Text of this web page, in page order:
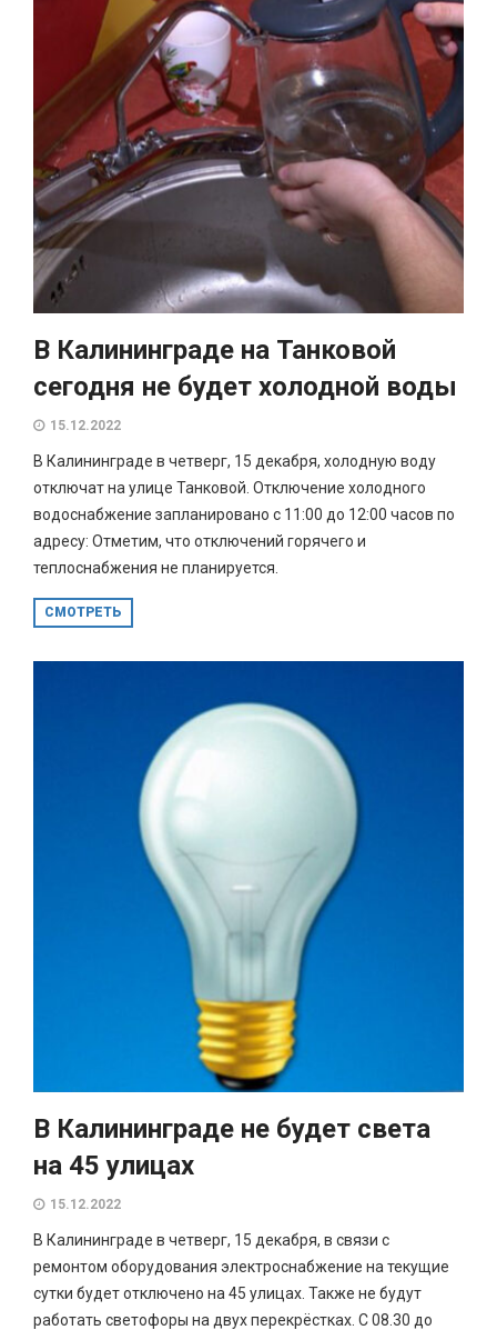
В Калининграде на Танковой
сегодня не будет холодной воды
15.12.2022
В Калининграде в четверг, 15 декабря, холодную воду
отключат на улице Танковой. Отключение холодного
водоснабжение запланировано с 11:00 до 12:00 часов по
адресу: Отметим, что отключений горячего и
теплоснабжения не планируется.
СМОТРЕТЬ
В Калининграде не будет света
на 45 улицах
15.12.2022
В Калининграде в четверг, 15 декабря, в связи с
ремонтом оборудования электроснабжение на текущие
сутки будет отключено на 45 улицах. Также не будут
работать светофоры на двух перекрёстках. С 08.30 до